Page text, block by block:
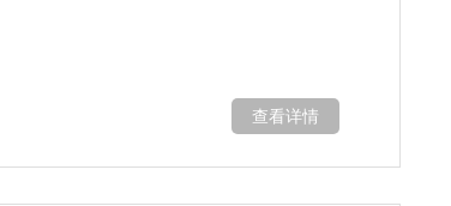
查看详情